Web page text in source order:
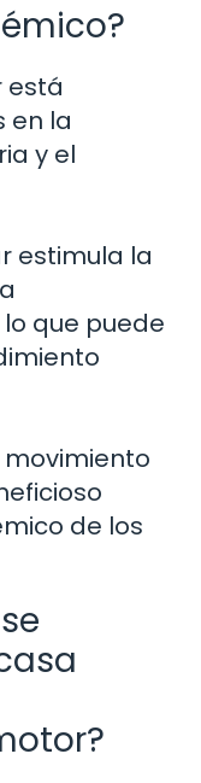
está
en la
y el
estimula la
que puede
de los